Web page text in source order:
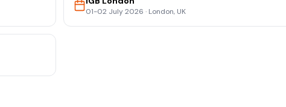
01-02 July 2026 · London, UK